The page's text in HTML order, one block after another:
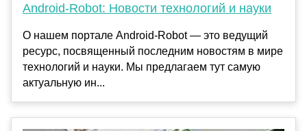
Android-Robot: Новости технологий и науки
О нашем портале Android-Robot — это ведущий
ресурс, посвященный последним новостям в мире
технологий и науки. Мы предлагаем тут самую
актуальную ин...